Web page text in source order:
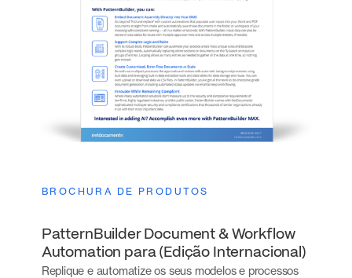
BROCHURA DE PRODUTOS
PatternBuilder Document & Workflow
Automation para (Edição Internacional)
Replique e automatize os seus modelos e processos